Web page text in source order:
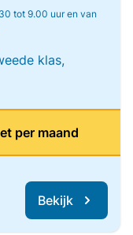
tot 9.00 uur en van
klas,
per maand
Bekijk